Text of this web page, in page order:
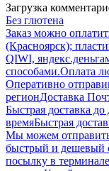
Загрузка
Без глютена
Заказ можно
(Красноярск);
QIWI,
способами.Оплата
Оперативно
регионДоставка
Быстрая доставка
времяБыстрая
Мы можем
быстрый и дешевый
посылку в